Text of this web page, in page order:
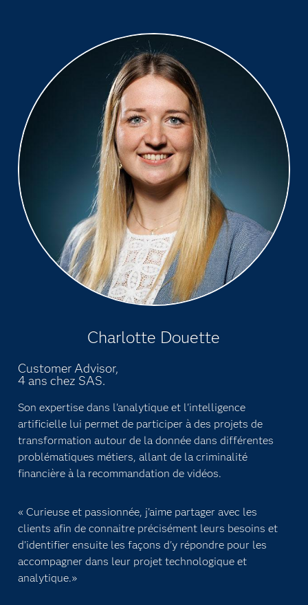
Charlotte Douette
Customer Advisor,
4 ans chez SAS.
Son expertise dans l'analytique et l'intelligence
artificielle lui permet de participer à des projets de
transformation autour de la donnée dans différentes
problématiques métiers, allant de la criminalité
financière à la recommandation de vidéos.
« Curieuse et passionnée, j'aime partager avec les
clients afin de connaitre précisément leurs besoins et
d’identifier ensuite les façons d'y répondre pour les
accompagner dans leur projet technologique et
analytique.»